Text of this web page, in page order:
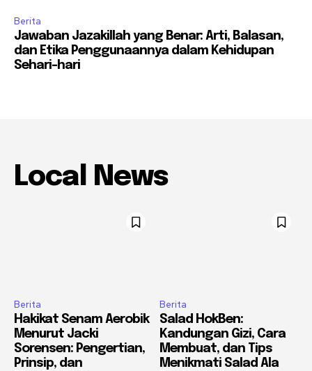
Berita
Jawaban Jazakillah yang Benar: Arti, Balasan,
dan Etika Penggunaannya dalam Kehidupan
Sehari-hari
Local News
Berita
Hakikat Senam Aerobik
Menurut Jacki
Sorensen: Pengertian,
Prinsip, dan
Berita
Salad HokBen:
Kandungan Gizi, Cara
Membuat, dan Tips
Menikmati Salad Ala